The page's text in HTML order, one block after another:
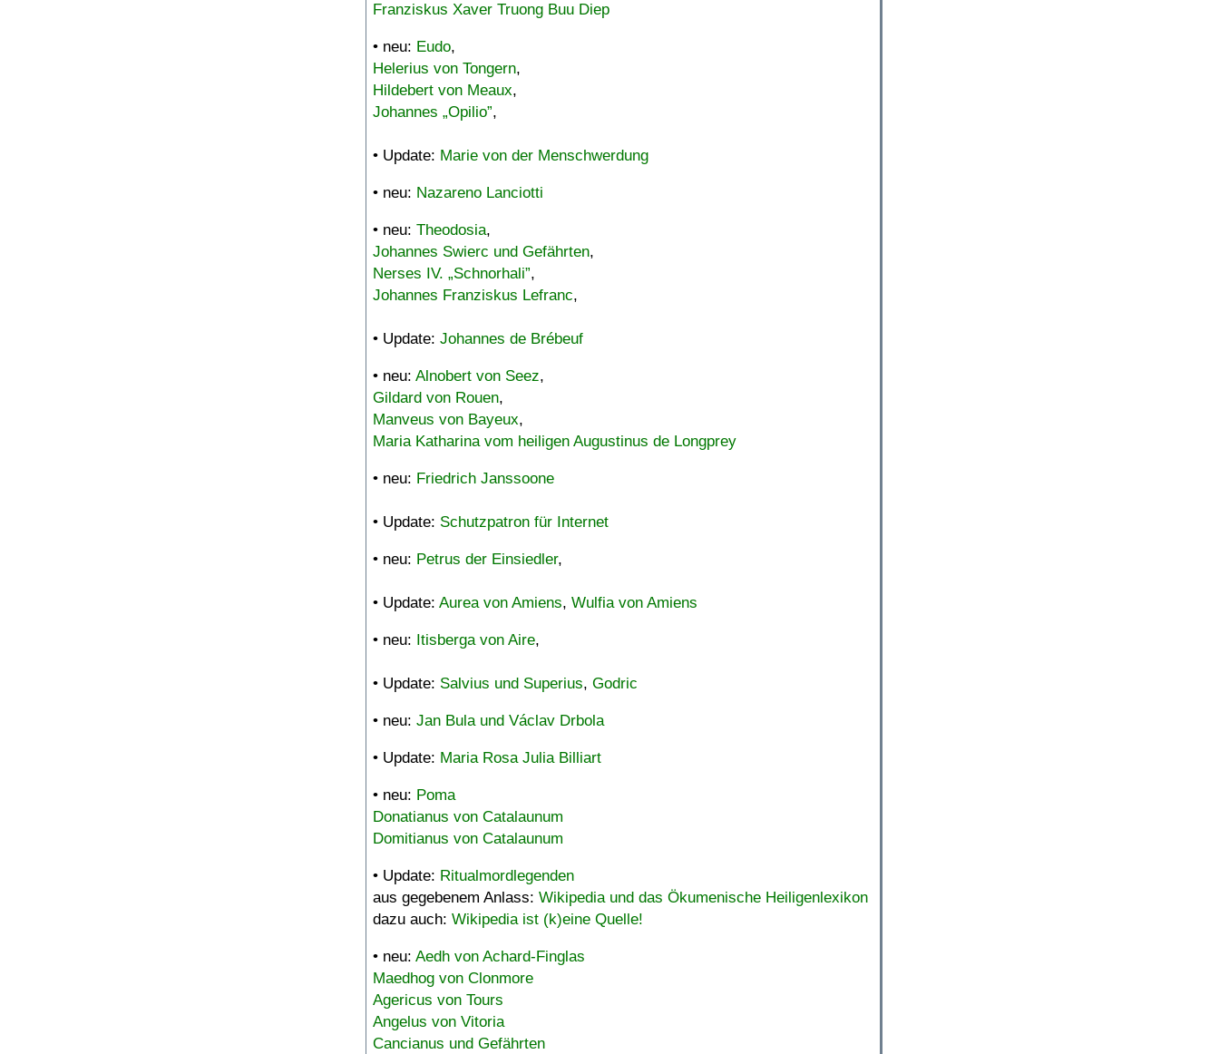
Franziskus Xaver Truong Buu Diep
• neu: Eudo,
Helerius von Tongern,
Hildebert von Meaux,
Johannes „Opilio”,
• Update: Marie von der Menschwerdung
• neu: Nazareno Lanciotti
• neu: Theodosia,
Johannes Swierc und Gefährten,
Nerses IV. „Schnorhali”,
Johannes Franziskus Lefranc,
• Update: Johannes de Brébeuf
• neu: Alnobert von Seez,
Gildard von Rouen,
Manveus von Bayeux,
Maria Katharina vom heiligen Augustinus de Longprey
• neu: Friedrich Janssoone
• Update: Schutzpatron für Internet
• neu: Petrus der Einsiedler,
• Update: Aurea von Amiens, Wulfia von Amiens
• neu: Itisberga von Aire,
• Update: Salvius und Superius, Godric
• neu: Jan Bula und Václav Drbola
• Update: Maria Rosa Julia Billiart
• neu: Poma
Donatianus von Catalaunum
Domitianus von Catalaunum
• Update: Ritualmordlegenden
aus gegebenem Anlass: Wikipedia und das Ökumenische Heiligenlexikon
dazu auch: Wikipedia ist (k)eine Quelle!
• neu: Aedh von Achard-Finglas
Maedhog von Clonmore
Agericus von Tours
Angelus von Vitoria
Cancianus und Gefährten